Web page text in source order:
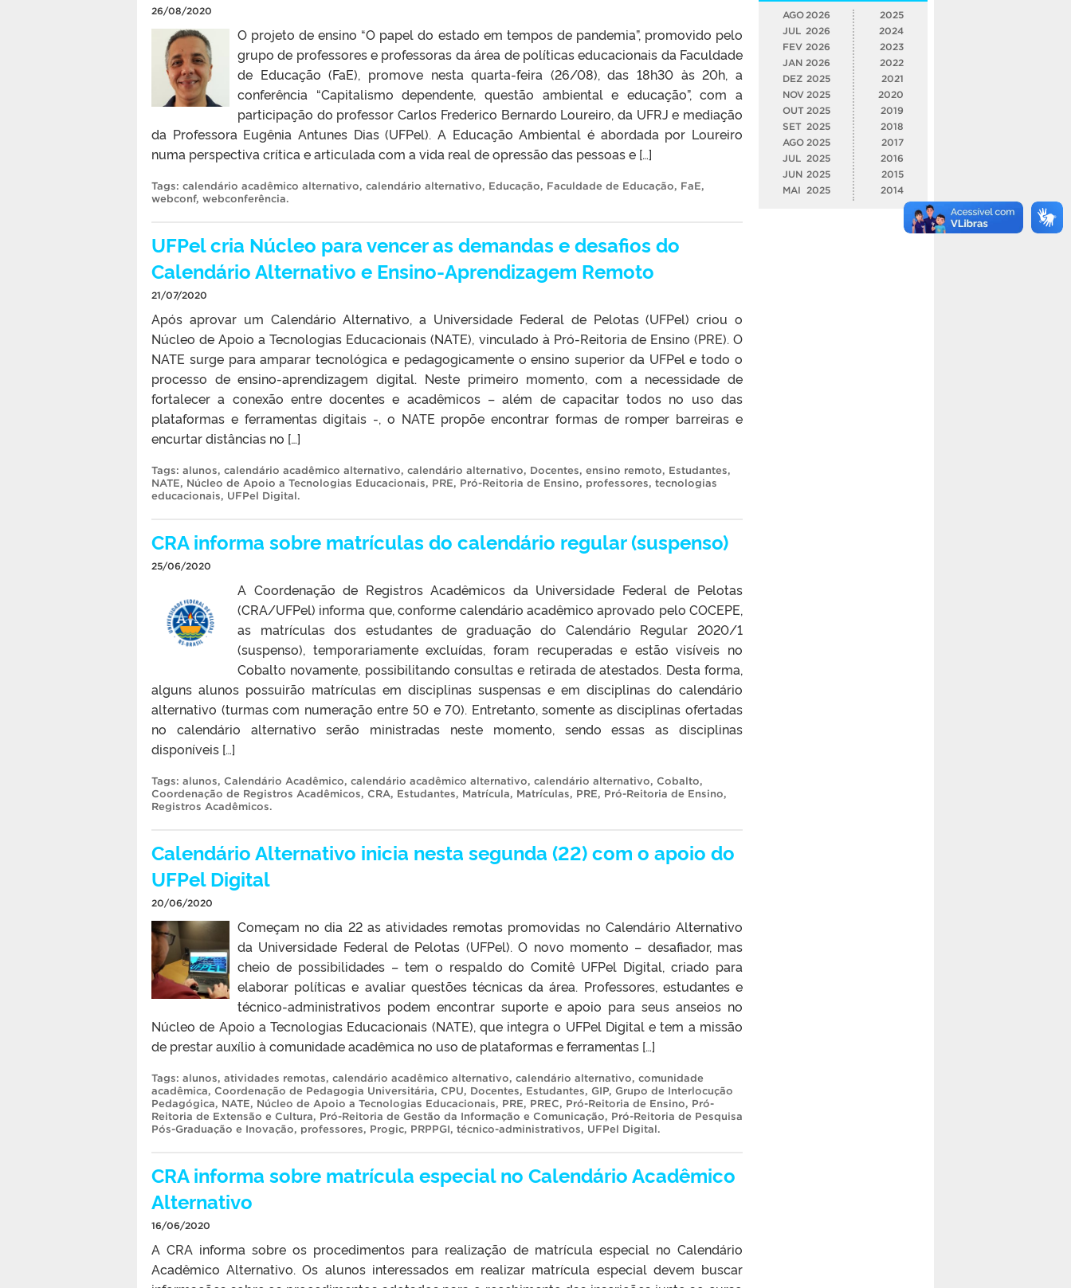
26/08/2020
O projeto de ensino “O papel do estado em tempos de pandemia”, promovido pelo
grupo de professores e professoras da área de políticas educacionais da Faculdade
de Educação (FaE), promove nesta quarta-feira (26/08), das 18h30 às 20h, a
conferência “Capitalismo dependente, questão ambiental e educação”, com a
participação do professor Carlos Frederico Bernardo Loureiro, da UFRJ e mediação
da Professora Eugênia Antunes Dias (UFPel). A Educação Ambiental é abordada por Loureiro
numa perspectiva crítica e articulada com a vida real de opressão das pessoas e […]
Tags: calendário acadêmico alternativo, calendário alternativo, Educação, Faculdade de Educação, FaE,
webconf, webconferência.
UFPel cria Núcleo para vencer as demandas e desafios do
Calendário Alternativo e Ensino-Aprendizagem Remoto
21/07/2020
Após aprovar um Calendário Alternativo, a Universidade Federal de Pelotas (UFPel) criou o
Núcleo de Apoio a Tecnologias Educacionais (NATE), vinculado à Pró-Reitoria de Ensino (PRE). O
NATE surge para amparar tecnológica e pedagogicamente o ensino superior da UFPel e todo o
processo de ensino-aprendizagem digital. Neste primeiro momento, com a necessidade de
fortalecer a conexão entre docentes e acadêmicos – além de capacitar todos no uso das
plataformas e ferramentas digitais -, o NATE propõe encontrar formas de romper barreiras e
encurtar distâncias no […]
Tags: alunos, calendário acadêmico alternativo, calendário alternativo, Docentes, ensino remoto, Estudantes,
NATE, Núcleo de Apoio a Tecnologias Educacionais, PRE, Pró-Reitoria de Ensino, professores, tecnologias
educacionais, UFPel Digital.
CRA informa sobre matrículas do calendário regular (suspenso)
25/06/2020
A Coordenação de Registros Acadêmicos da Universidade Federal de Pelotas
(CRA/UFPel) informa que, conforme calendário acadêmico aprovado pelo COCEPE,
as matrículas dos estudantes de graduação do Calendário Regular 2020/1
(suspenso), temporariamente excluídas, foram recuperadas e estão visíveis no
Cobalto novamente, possibilitando consultas e retirada de atestados. Desta forma,
alguns alunos possuirão matrículas em disciplinas suspensas e em disciplinas do calendário
alternativo (turmas com numeração entre 50 e 70). Entretanto, somente as disciplinas ofertadas
no calendário alternativo serão ministradas neste momento, sendo essas as disciplinas
disponíveis […]
Tags: alunos, Calendário Acadêmico, calendário acadêmico alternativo, calendário alternativo, Cobalto,
Coordenação de Registros Acadêmicos, CRA, Estudantes, Matrícula, Matrículas, PRE, Pró-Reitoria de Ensino,
Registros Acadêmicos.
Calendário Alternativo inicia nesta segunda (22) com o apoio do
UFPel Digital
20/06/2020
Começam no dia 22 as atividades remotas promovidas no Calendário Alternativo
da Universidade Federal de Pelotas (UFPel). O novo momento – desafiador, mas
cheio de possibilidades – tem o respaldo do Comitê UFPel Digital, criado para
elaborar políticas e avaliar questões técnicas da área. Professores, estudantes e
técnico-administrativos podem encontrar suporte e apoio para seus anseios no
Núcleo de Apoio a Tecnologias Educacionais (NATE), que integra o UFPel Digital e tem a missão
de prestar auxílio à comunidade acadêmica no uso de plataformas e ferramentas […]
Tags: alunos, atividades remotas, calendário acadêmico alternativo, calendário alternativo, comunidade
acadêmica, Coordenação de Pedagogia Universitária, CPU, Docentes, Estudantes, GIP, Grupo de Interlocução
Pedagógica, NATE, Núcleo de Apoio a Tecnologias Educacionais, PRE, PREC, Pró-Reitoria de Ensino, Pró-
Reitoria de Extensão e Cultura, Pró-Reitoria de Gestão da Informação e Comunicação, Pró-Reitoria de Pesquisa
Pós-Graduação e Inovação, professores, Progic, PRPPGI, técnico-administrativos, UFPel Digital.
CRA informa sobre matrícula especial no Calendário Acadêmico
Alternativo
16/06/2020
A CRA informa sobre os procedimentos para realização de matrícula especial no Calendário
Acadêmico Alternativo. Os alunos interessados em realizar matrícula especial devem buscar
AGO 2026
JUL 2026
FEV 2026
JAN 2026
DEZ 2025
NOV 2025
OUT 2025
SET 2025
AGO 2025
JUL
2025
JUN 2025
MAI
2025
2025
2024
2023
2022
2021
2020
2019
2018
2017
2016
2015
2014